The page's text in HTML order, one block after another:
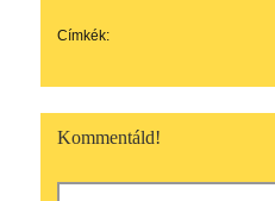
Címkék:
Kommentáld!